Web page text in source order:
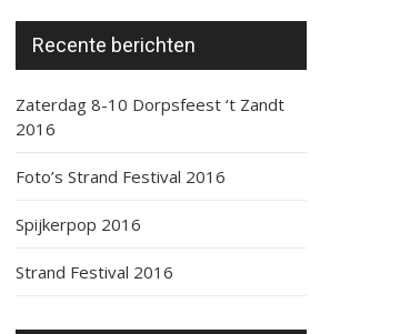
Recente berichten
Zaterdag 8-10 Dorpsfeest ‘t Zandt
2016
Foto’s Strand Festival 2016
Spijkerpop 2016
Strand Festival 2016